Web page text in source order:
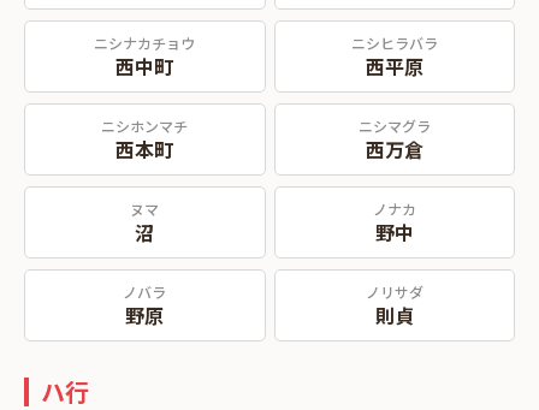
ニシナカチョウ
西中町
ニシヒラバラ
西平原
ニシホンマチ
西本町
ニシマグラ
西万倉
ヌマ
沼
ノナカ
野中
ノバラ
野原
ノリサダ
則貞
ハ行